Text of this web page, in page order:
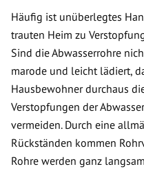
Häufig ist unüberlegtes
trauten Heim zu
Sind die Abwasserrohre
marode und leicht lädiert,
Hausbewohner durchaus
Verstopfungen der
vermeiden. Durch eine
Rückständen kommen
Rohre werden ganz